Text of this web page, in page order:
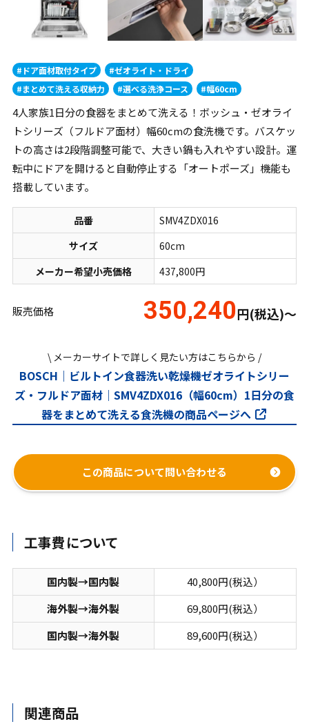
#ドア面材取付タイプ
#ゼオライト・ドライ
#まとめて洗える収納力
#選べる洗浄コース #幅60cm
4人家族1日分の食器をまとめて洗える！ボッシュ・ゼオライ
トシリーズ（フルドア面材）幅60cmの食洗機です。バスケッ
トの高さは2段階調整可能で、大きい鍋も入れやすい設計。運
転中にドアを開けると自動停止する「オートポーズ」機能も
搭載しています。
品番
SMV4ZDX016
サイズ
60cm
メーカー希望小売価格
437,800円
販売価格 350,240円(税込)～
\ メーカーサイトで詳しく見たい方はこちらから /
BOSCH｜ビルトイン食器洗い乾燥機ゼオライトシリー
ズ・フルドア面材｜SMV4ZDX016（幅60cm）1日分の食
器をまとめて洗える食洗機の商品ページへ
この商品について問い合わせる
工事費について
国内製→国内製
40,800円(税込）
海外製→海外製
69,800円(税込）
国内製→海外製
89,600円(税込）
関連商品